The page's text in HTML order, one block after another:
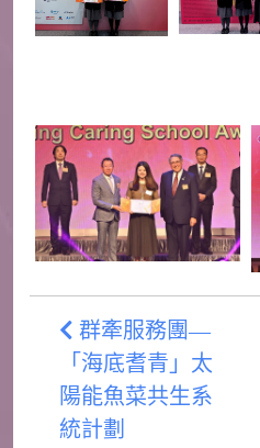
群牽服務團—
「海底耆青」太
陽能魚菜共生系
統計劃